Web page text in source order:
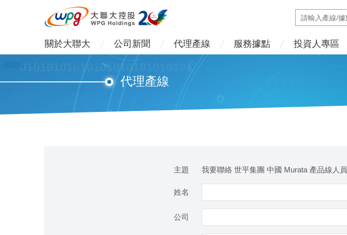
關於大聯大 公司新聞 代理產線 服務據點 投資人專區
代理產線
主題 我要聯絡 世平集團 中國 Murata 產品線人員
姓名
公司